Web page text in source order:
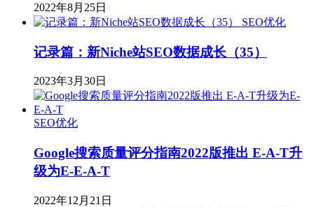
2022年8月25日
SEO优化
记录篇：新Niche站SEO数据成长（35）
2023年3月30日
SEO优化
Google搜索质量评分指南2022版推出 E-A-T升
级为E-E-A-T
2022年12月21日